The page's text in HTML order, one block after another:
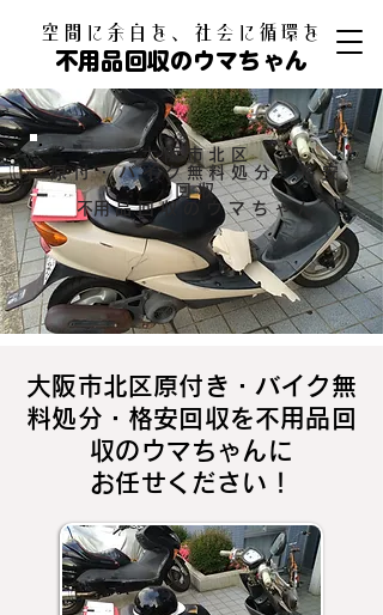
​空間に余白を、社会に循環を
不用品回収のウマちゃん
大阪市北区
原付・バイク無料処分・格安
回収
​不用品回収のウマちゃん
大阪市北区原付き・バイク無
料処分・格安回収を不用品回
収のウマちゃんに
お任せください！